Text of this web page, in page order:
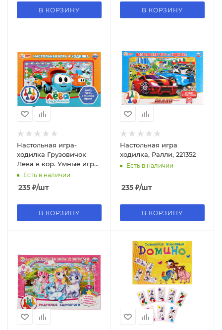
В КОРЗИНУ В КОРЗИНУ
Настольная игра-
ходилка Грузовичок
Лева в кор. Умные игры,
267867
Есть в наличии
235 ₽/шт
В КОРЗИНУ
Настольная игра
ходилка, Ралли, 221352
Есть в наличии
235 ₽/шт
В КОРЗИНУ